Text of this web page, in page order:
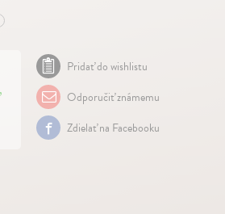
Pridať do wishlistu
Odporučiť známemu
Zdielať na Facebooku